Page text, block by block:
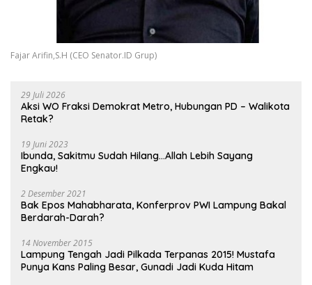
Fajar Arifin,S.H (CEO Senator.ID Grup)
29 Juli 2026
Aksi WO Fraksi Demokrat Metro, Hubungan PD – Walikota
Retak?
19 Juni 2023
Ibunda, Sakitmu Sudah Hilang…Allah Lebih Sayang
Engkau!
2 Desember 2021
Bak Epos Mahabharata, Konferprov PWI Lampung Bakal
Berdarah-Darah?
14 November 2015
Lampung Tengah Jadi Pilkada Terpanas 2015! Mustafa
Punya Kans Paling Besar, Gunadi Jadi Kuda Hitam